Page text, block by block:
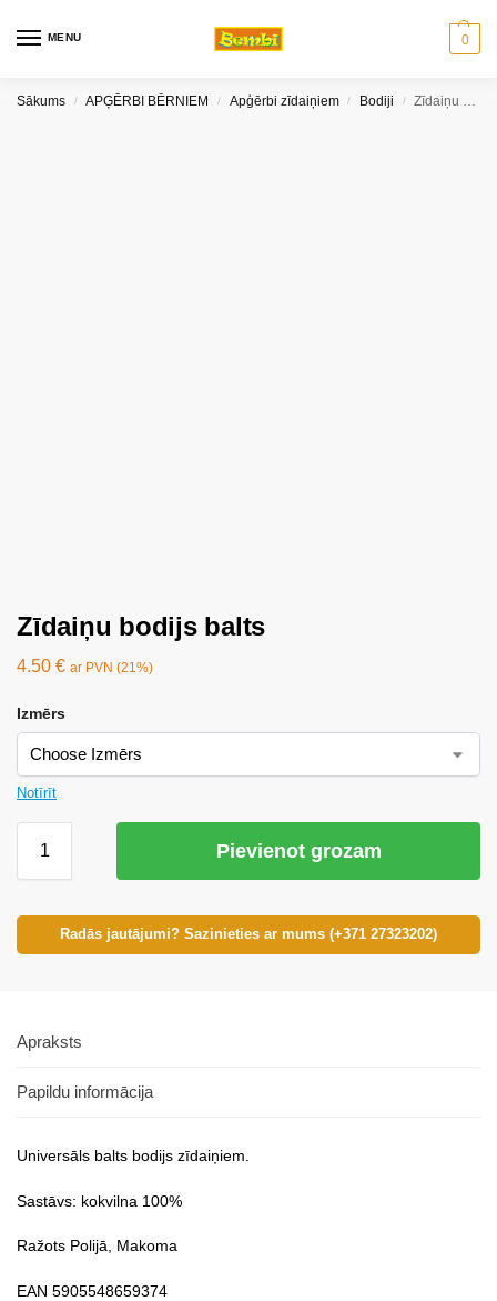
MENU 0
Sākums / APĢĒRBI BĒRNIEM / Apģērbi zīdaiņiem / Bodiji / Zīdaiņu bodijs balts
Zīdaiņu bodijs balts
4.50 € ar PVN (21%)
Izmērs
Notīrīt
Pievienot grozam
Radās jautājumi? Sazinieties ar mums (+371 27323202)
Apraksts
Papildu informācija
Universāls balts bodijs zīdaiņiem.
Sastāvs: kokvilna 100%
Ražots Polijā, Makoma
EAN 5905548659374